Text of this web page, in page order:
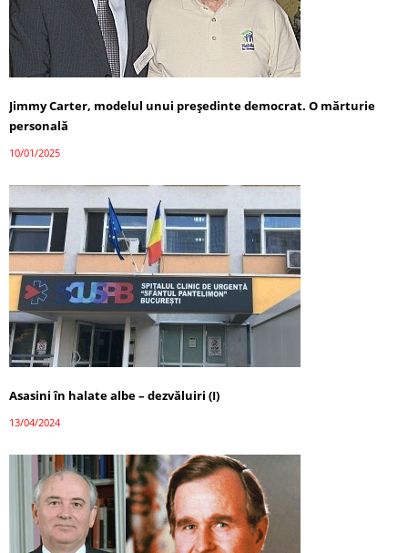
Jimmy Carter, modelul unui președinte democrat. O mărturie
personală
10/01/2025
Asasini în halate albe – dezvăluiri (I)
13/04/2024